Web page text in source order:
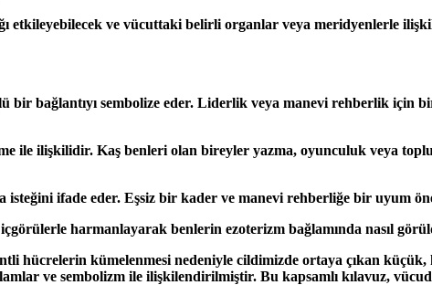
etkileyebilecek ve vücuttaki belirli organlar veya meridyenlerle
bir bağlantıyı sembolize eder. Liderlik veya manevi rehberlik için
ile ilişkilidir. Kaş benleri olan bireyler yazma, oyunculuk veya
isteğini ifade eder. Eşsiz bir kader ve manevi rehberliğe bir uyum
harmanlayarak benlerin ezoterizm bağlamında nasıl
hücrelerin kümelenmesi nedeniyle cildimizde ortaya çıkan
ve sembolizm ile ilişkilendirilmiştir. Bu kapsamlı kılavuz,